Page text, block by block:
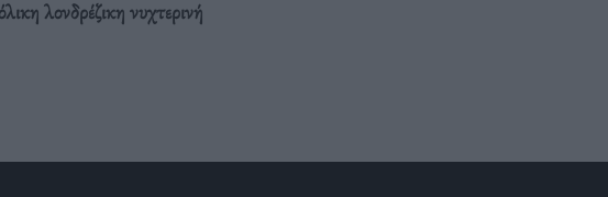
λονδρέζικη νυχτερινή